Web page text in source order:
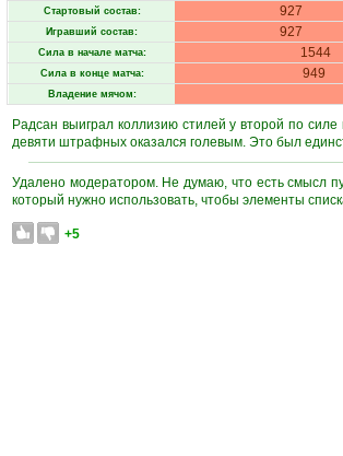
Стартовый состав: 927
Игравший состав: 927
Сила в начале матча: 1544
Сила в конце матча: 949
Владение мячом:
Радсан выиграл коллизию стилей у второй по
девяти штрафных оказался голевым. Это был
Удалено модератором. Не думаю, что есть смысл
который нужно использовать, чтобы элементы
+5